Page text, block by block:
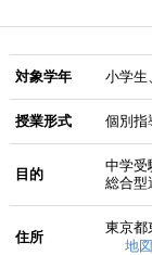
対象学年 小学生
授業形式 個別指
目的
中学受
総合型
住所
東京都
地